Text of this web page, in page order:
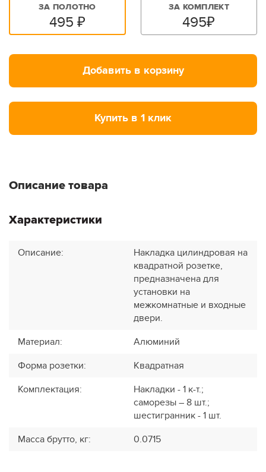
ЗА ПОЛОТНО
495 ₽
ЗА КОМПЛЕКТ
495₽
Добавить в корзину
Купить в 1 клик
Описание товара
Характеристики
Описание:
Накладка цилиндровая на
квадратной розетке,
предназначена для
установки на
межкомнатные и входные
двери.
Материал:
Алюминий
Форма розетки:
Квадратная
Комплектация:
Накладки - 1 к-т.;
саморезы – 8 шт.;
шестигранник - 1 шт.
Масса брутто, кг: 0.0715